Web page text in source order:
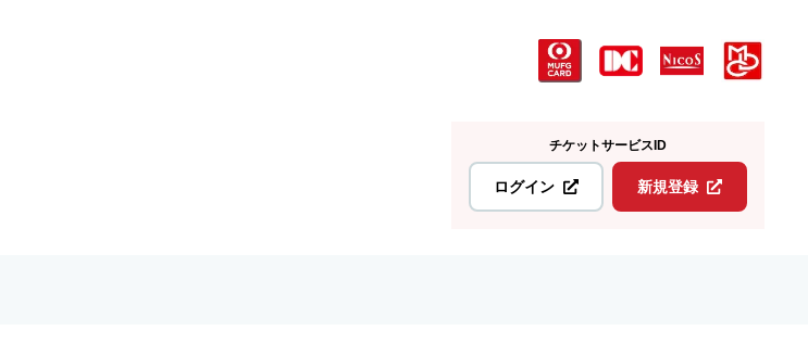
チケットサービスID
ログイン 新規登録